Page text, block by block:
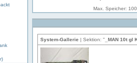
Max. Speicher:
System-Gallerie | Sektion: " _MAN 10t gl